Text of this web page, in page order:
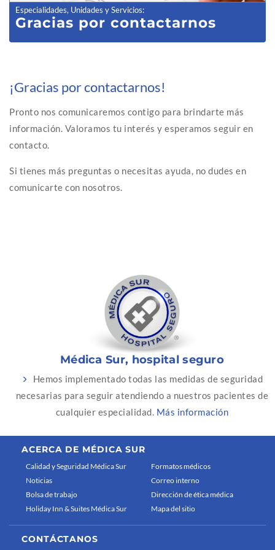
Especialidades, Unidades y Servicios:
Gracias por contactarnos
¡Gracias por contactarnos!
Pronto nos comunicaremos contigo para brindarte más
información. Valoramos tu interés y esperamos seguir en
contacto.
Si tienes más preguntas o necesitas ayuda, no dudes en
comunicarte con nosotros.
Médica Sur, hospital seguro
Hemos implementado todas las medidas de seguridad
necesarias para seguir atendiendo a nuestros pacientes de
cualquier especialidad. Más información
ACERCA DE MÉDICA SUR
Calidad y Seguridad Médica Sur
Noticias
Bolsa de trabajo
Holiday Inn & Suites Médica Sur
Formatos médicos
Correo interno
Dirección de ética médica
Mapa del sitio
CONTÁCTANOS